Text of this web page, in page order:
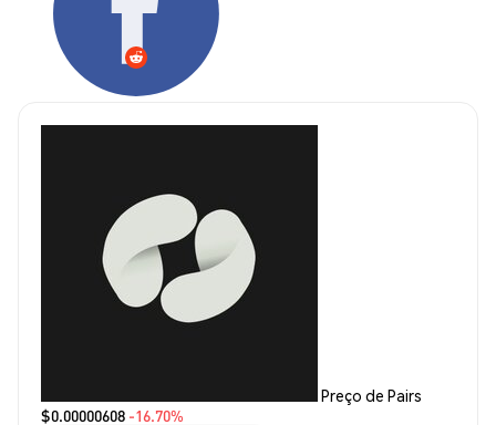
Preço de Pairs
$0.00000608 -16.70%